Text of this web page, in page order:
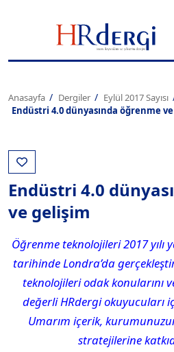
Anasayfa Dergiler
Eylül 2017 Sayısı
Endüstri 4.0 dünyasında öğrenme
Endüstri 4.0
ve gelişim
Öğrenme teknolojileri 2017 yılı
tarihinde Londra’da
teknolojileri odak konularını
değerli HRdergi okuyucuları
Umarım içerik,
stratejilerine